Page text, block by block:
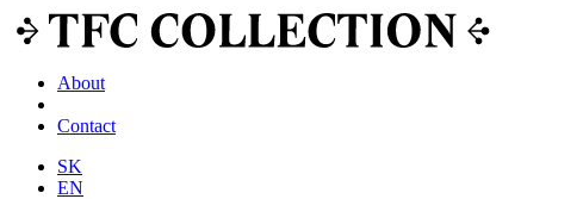
About
Contact
SK
EN